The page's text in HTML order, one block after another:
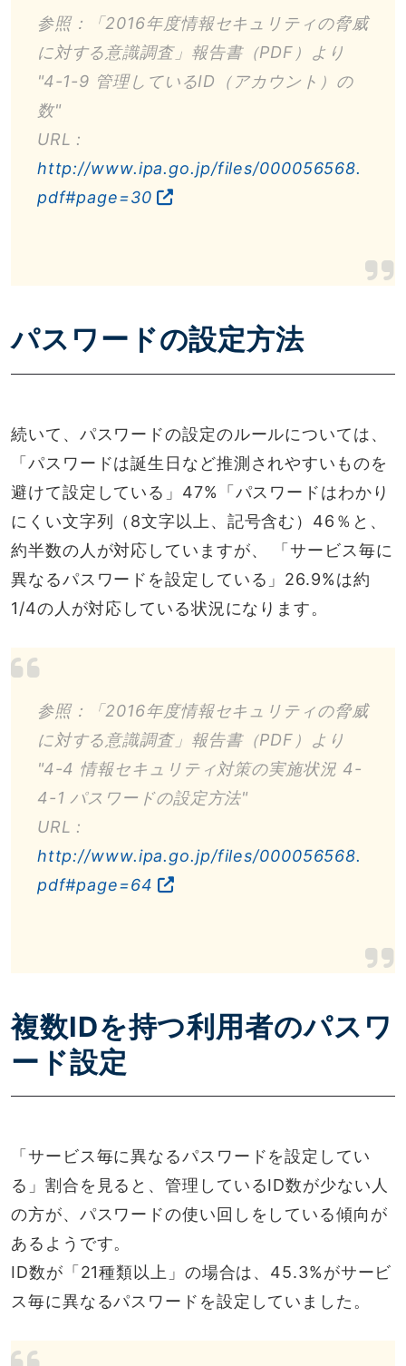
参照：「2016年度情報セキュリティの脅威
に対する意識調査」報告書（PDF）より
"4-1-9 管理しているID（アカウント）の
数"
URL :
http://www.ipa.go.jp/files/000056568.
pdf#page=30
パスワードの設定方法
続いて、パスワードの設定のルールについては、
「パスワードは誕生日など推測されやすいものを
避けて設定している」47%「パスワードはわかり
にくい文字列（8文字以上、記号含む）46％と、
約半数の人が対応していますが、 「サービス毎に
異なるパスワードを設定している」26.9%は約
1/4の人が対応している状況になります。
参照：「2016年度情報セキュリティの脅威
に対する意識調査」報告書（PDF）より
"4-4 情報セキュリティ対策の実施状況 4-
4-1 パスワードの設定方法"
URL :
http://www.ipa.go.jp/files/000056568.
pdf#page=64
複数IDを持つ利用者のパスワ
ード設定
「サービス毎に異なるパスワードを設定してい
る」割合を見ると、管理しているID数が少ない人
の方が、パスワードの使い回しをしている傾向が
あるようです。
ID数が「21種類以上」の場合は、45.3%がサービ
ス毎に異なるパスワードを設定していました。